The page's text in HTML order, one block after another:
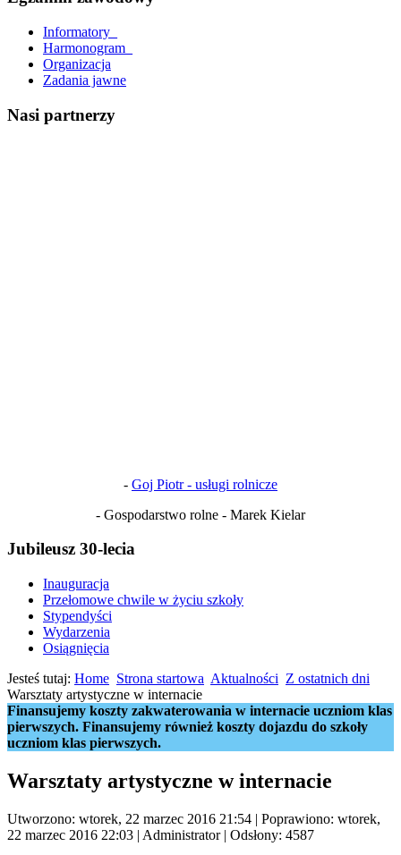
Informatory_
Harmonogram_
Organizacja
Zadania jawne
Nasi partnerzy
- Goj Piotr - usługi rolnicze
- Gospodarstwo rolne - Marek Kielar
Jubileusz 30-lecia
Inauguracja
Przełomowe chwile w życiu szkoły
Stypendyści
Wydarzenia
Osiągnięcia
Jesteś tutaj: Home Strona startowa Aktualności Z ostatnich dni
Warsztaty artystyczne w internacie
Finansujemy koszty zakwaterowania w internacie uczniom klas
pierwszych. Finansujemy również koszty dojazdu do szkoły
uczniom klas pierwszych.
Warsztaty artystyczne w internacie
Utworzono: wtorek, 22 marzec 2016 21:54 | Poprawiono: wtorek,
22 marzec 2016 22:03 | Administrator| Odsłony: 4587